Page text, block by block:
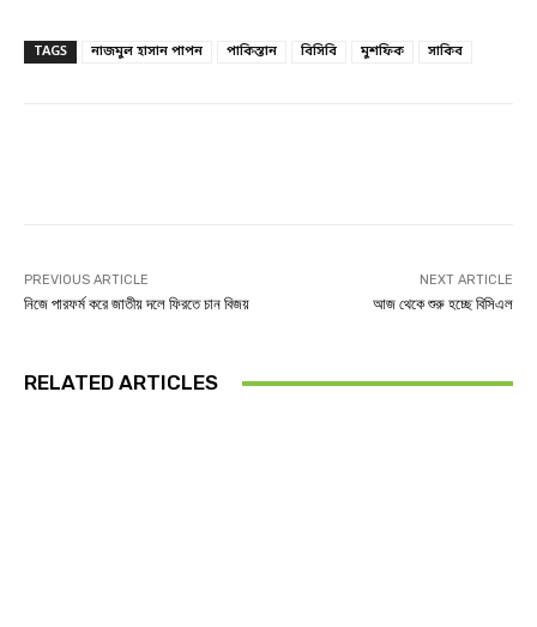
TAGS নাজমুল হাসান পাপন পাকিস্তান বিসিবি মুশফিক সাকিব
PREVIOUS ARTICLE
নিজে পারফর্ম করে জাতীয় দলে ফিরতে চান বিজয়
NEXT ARTICLE
আজ থেকে শুরু হচ্ছে বিসিএল
RELATED ARTICLES